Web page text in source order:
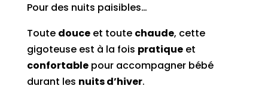
Pour des nuits paisibles…
Toute douceet toute chaude, cette
gigoteuse est à la fois pratiqueet
confortablepour accompagner bébé
durant les nuits d’hiver.